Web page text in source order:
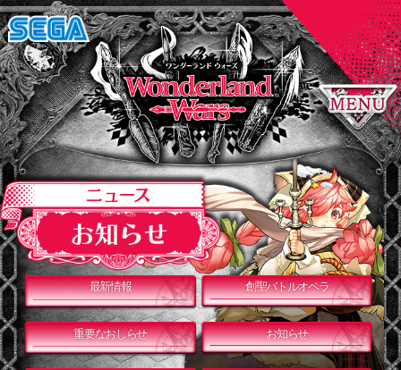
最新情報 創聖バトルオペラ
重要なおしらせ お知らせ